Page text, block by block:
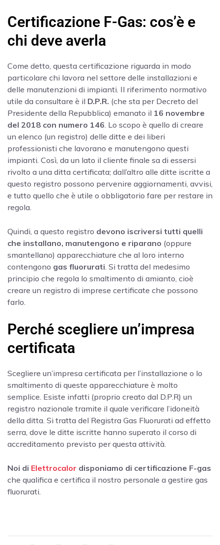
Certificazione F-Gas: cos’è e
chi deve averla
Come detto, questa certificazione riguarda in modo
particolare chi lavora nel settore delle installazioni e
delle manutenzioni di impianti. Il riferimento normativo
utile da consultare è il D.P.R. (che sta per Decreto del
Presidente della Repubblica) emanato il 16 novembre
del 2018 con numero 146 . Lo scopo è quello di creare
un elenco (un registro) delle ditte e dei liberi
professionisti che lavorano e manutengono questi
impianti. Così, da un lato il cliente finale sa di essersi
rivolto a una ditta certificata; dall’altro alle ditte iscritte a
questo registro possono pervenire aggiornamenti, avvisi,
e tutto quello che è utile o obbligatorio fare per restare in
regola.
Quindi, a questo registro devono iscriversi tutti quelli
che installano, manutengono e riparano (oppure
smantellano) apparecchiature che al loro interno
contengono gas fluorurati . Si tratta del medesimo
principio che regola lo smaltimento di amianto, cioè
creare un registro di imprese certificate che possono
farlo.
Perché scegliere un’impresa
certificata
Scegliere un’impresa certificata per l’installazione o lo
smaltimento di queste apparecchiature è molto
semplice. Esiste infatti (proprio creato dal D.P.R) un
registro nazionale tramite il quale verificare l’idoneità
della ditta. Si tratta del Registra Gas Fluorurati ad effetto
serra, dove le ditte iscritte hanno superato il corso di
accreditamento previsto per questa attività.
Noi di Elettrocalor disponiamo di certificazione F-gas
che qualifica e certifica il nostro personale a gestire gas
fluorurati.